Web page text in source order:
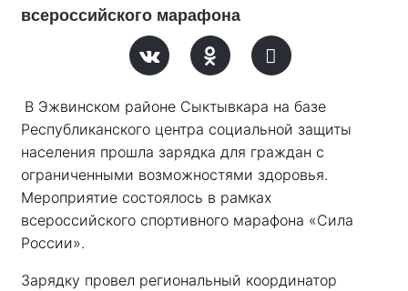
всероссийского марафона
В Эжвинском районе Сыктывкара на базе
Республиканского центра социальной защиты
населения прошла зарядка для граждан с
ограниченными возможностями здоровья.
Мероприятие состоялось в рамках
всероссийского спортивного марафона «Сила
России».
Зарядку провел региональный координатор